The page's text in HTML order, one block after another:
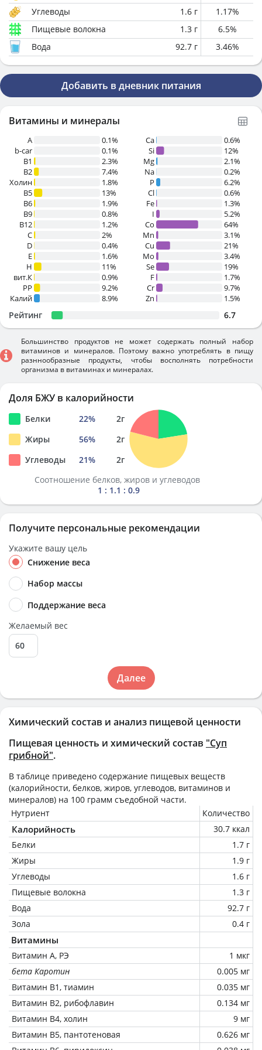
Химический состав и анализ пищевой ценности
Пищевая ценность и химический состав "Суп
грибной".
В таблице приведено содержание пищевых веществ
(калорийности, белков, жиров, углеводов, витаминов и
минералов) на 100 грамм съедобной части.
Нутриент
Количество
Калорийность
30.7 ккал
Белки
1.7 г
Жиры
1.9 г
Углеводы
1.6 г
Пищевые волокна
1.3 г
Вода
92.7 г
Зола
0.4 г
Витамины
Витамин А, РЭ
1 мкг
бета Каротин
0.005 мг
Витамин В1, тиамин
0.035 мг
Витамин В2, рибофлавин
0.134 мг
Витамин В4, холин
9 мг
Витамин В5, пантотеновая
0.626 мг
Углеводы
1.6 г 1.17%
Пищевые волокна
1.3 г 6.5%
Вода
92.7 г 3.46%
Добавить в дневник питания
Витамины и минералы
A
0.1%
b-car
0.1%
В1
2.3%
B2
7.4%
Холин
1.8%
B5
13%
B6
1.9%
B9
0.8%
B12
1.2%
C
2%
D
0.4%
E
1.6%
H
11%
вит.К
0.9%
PP
9.2%
Калий
8.9%
Ca
0.6%
Si
12%
Mg
2.1%
Na
0.2%
P
6.2%
Cl
0.6%
Fe
1.3%
I
5.2%
Co
64%
Mn
3.1%
Cu
21%
Mo
3.4%
Se
19%
F
1.7%
Cr
9.7%
Zn
1.5%
Рейтинг 6.7
Большинство продуктов не может содержать полный набор
витаминов и минералов. Поэтому важно употреблять в пищу
разннообразные продукты, чтобы восполнять потребности
организма в витаминах и минералах.
Доля БЖУ в калорийности
Белки 22% 2г
Жиры
56% 2г
Углеводы
21% 2г
Соотношение белков, жиров и углеводов
1 : 1.1 : 0.9
Получите персональные рекомендации
Укажите вашу цель
Снижение веса
Набор массы
Поддержание веса
Желаемый вес
Далее